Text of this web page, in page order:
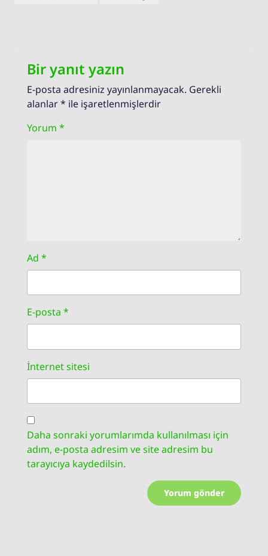
Bir yanıt yazın
E-posta adresiniz yayınlanmayacak. Gerekli
alanlar* ile işaretlenmişlerdir
Yorum *
Ad *
E-posta *
İnternet sitesi
Daha sonraki yorumlarımda kullanılması için
adım, e-posta adresim ve site adresim bu
tarayıcıya kaydedilsin.